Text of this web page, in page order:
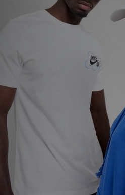
Sport
Geschenkkarte
Filialfinder
Mein JD